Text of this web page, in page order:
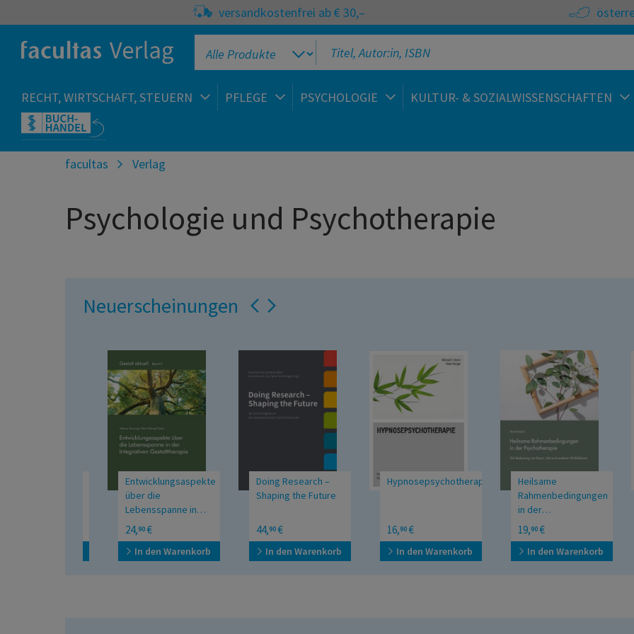
versandkostenfrei ab € 30,–
RECHT, WIRTSCHAFT, STEUERN PFLEGE PSYCHOLOGIE KULTUR- & SOZIALWISSENSCHAFTEN
facultas Verlag
Psychologie und Psychotherapie
Neuerscheinungen
Entwicklungsaspekte
über die
Lebensspanne in
der Integrativen
Gestalttherapie
90 €
In den Warenkorb
Doing Research –
Shaping the Future
18. Forschungsforum
der österreichischen
Fachhochschulen
90 €
In den Warenkorb
Hypnosepsychotherapie
90 €
In den Warenkorb
Heilsame
Rahmenbedingungen
in der
Psychotherapie
Die Bedeutung von
Raum, Zeit und
anderen Wirkfaktoren
90 €
In den Warenkorb